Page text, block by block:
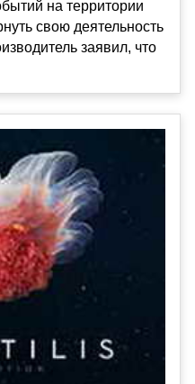
на территории
свою деятельность
заявил, что